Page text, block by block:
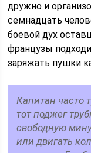
дружно и
семнадцать
боевой дух
французы
заряжать пушки
Капитан часто
тот поджег
свободную
или двигать